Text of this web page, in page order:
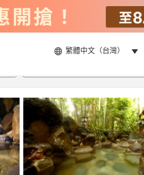
繁體中文（台灣）